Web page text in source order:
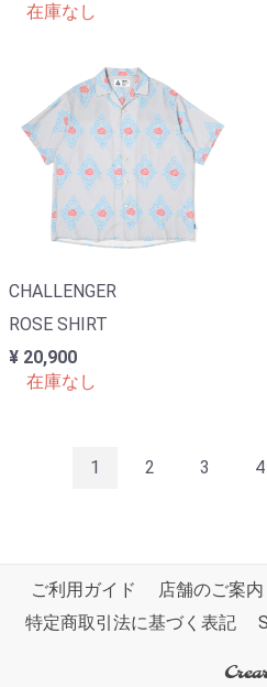
在庫なし
CHALLENGER
ROSE SHIRT
¥ 20,900
在庫なし
1 2 3 4
ご利用ガイド 店舗のご案内
特定商取引法に基づく表記